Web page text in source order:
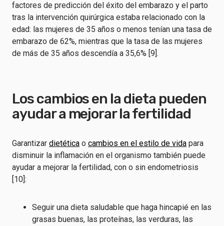
factores de predicción del éxito del embarazo y el parto
tras la intervención quirúrgica estaba relacionado con la
edad: las mujeres de 35 años o menos tenían una tasa de
embarazo de 62%, mientras que la tasa de las mujeres
de más de 35 años descendía a 35,6% [9].
Los cambios en la dieta pueden
ayudar a mejorar la fertilidad
Garantizar dietética o cambios en el estilo de vida para
disminuir la inflamación en el organismo también puede
ayudar a mejorar la fertilidad, con o sin endometriosis
[10]:
Seguir una dieta saludable que haga hincapié en las
grasas buenas, las proteínas, las verduras, las